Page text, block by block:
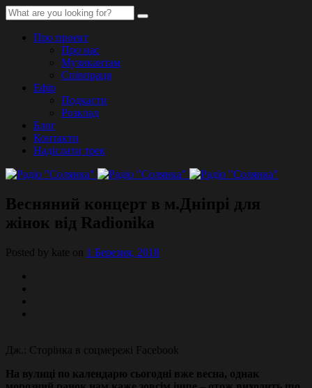
Про проект
Про нас
Музикантам
Співпраця
Ефір
Подкасти
Розклад
Блог
Контакти
Надіслати трек
Весняний концерт в м.Дніпрі для
жінок від Radiоnika
Posted by kate on 1 Березня, 2018
Дж.: Сторінка в соцмережі Facebook
На вулиці по календарю сьогодні вже весна, однак